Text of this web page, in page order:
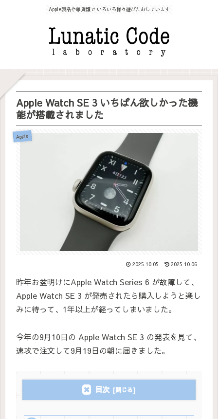
Apple製品や雑貨類で いろいろ様々遊びたおしています
Apple Watch SE 3 いちばん欲しかった機
能が搭載されました
Apple
2025.10.05 2025.10.06
昨年お盆明けにApple Watch Series 6 が故障して、
Apple Watch SE 3 が発売されたら購入しようと楽し
みに待って、1年以上が経ってしまいました。
今年の9月10日の Apple Watch SE 3 の発表を見て、
速攻で注文して9月19日の朝に届きました。
目次